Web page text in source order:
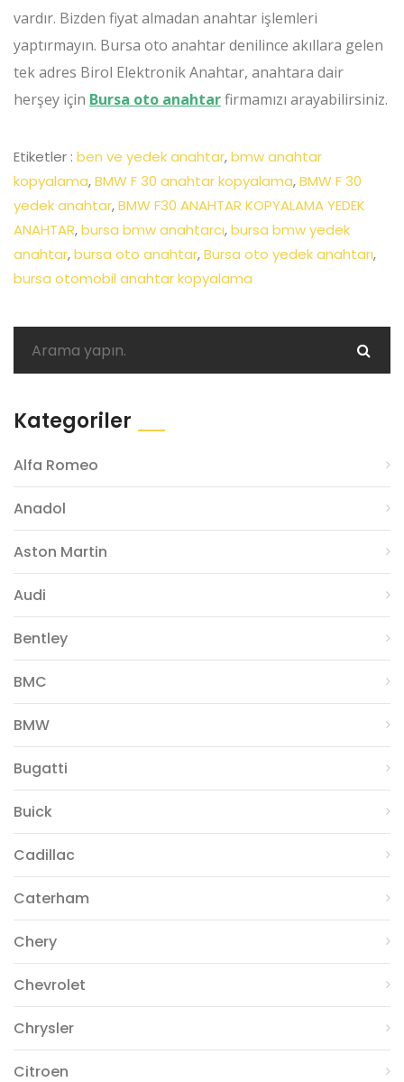
vardır. Bizden fiyat almadan anahtar işlemleri
yaptırmayın. Bursa oto anahtar denilince akıllara gelen
tek adres Birol Elektronik Anahtar, anahtara dair
herşey için Bursa oto anahtarfirmamızı arayabilirsiniz.
Etiketler : ben ve yedek anahtar,bmw anahtar
kopyalama,BMW F 30 anahtar kopyalama,BMW F 30
yedek anahtar,BMW F30 ANAHTAR KOPYALAMA YEDEK
ANAHTAR,bursa bmw anahtarcı,bursa bmw yedek
anahtar,bursa oto anahtar,Bursa oto yedek anahtarı,
bursa otomobil anahtar kopyalama
Kategoriler
Alfa Romeo
Anadol
Aston Martin
Audi
Bentley
BMC
BMW
Bugatti
Buick
Cadillac
Caterham
Chery
Chevrolet
Chrysler
Citroen